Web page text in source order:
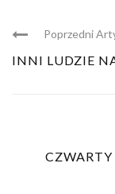
Poprzedni
INNI LUDZIE